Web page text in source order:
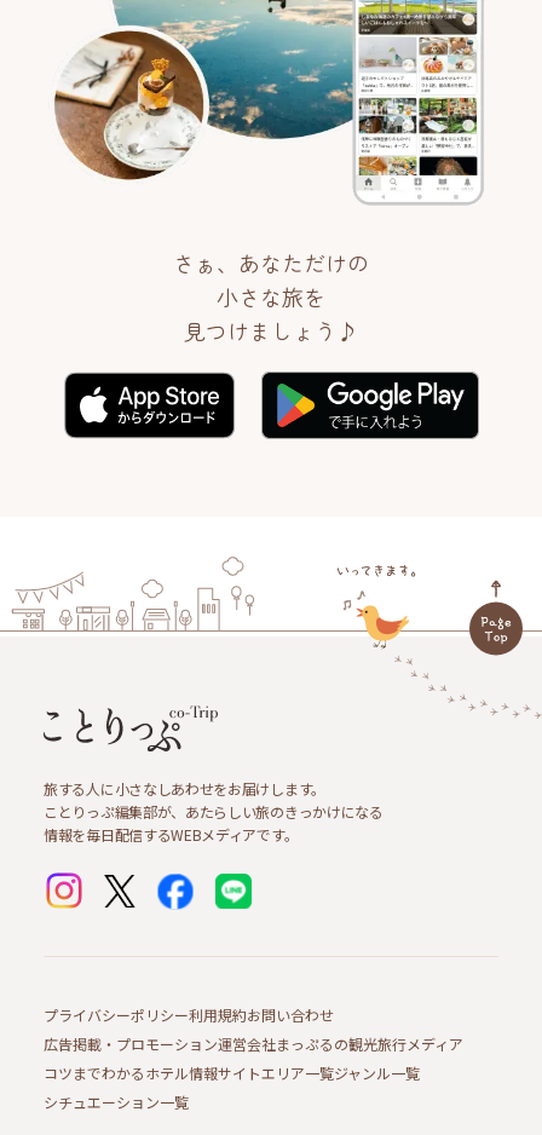
さぁ、あなただけの
小さな旅を
見つけましょう♪
旅する人に小さなしあわせをお届けします。
ことりっぷ編集部が、あたらしい旅のきっかけになる
情報を毎日配信するWEBメディアです。
プライバシーポリシー利用規約お問い合わせ
広告掲載・プロモーション運営会社まっぷるの観光旅行メディア
コツまでわかるホテル情報サイトエリア一覧ジャンル一覧
シチュエーション一覧